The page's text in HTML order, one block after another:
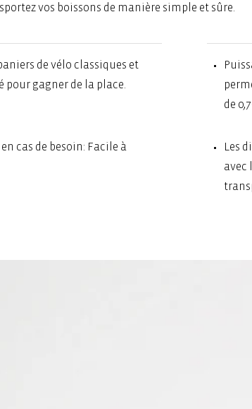
vos boissons de manière simple et sûre.
de vélo classiques et
pour gagner de la place.
de
cas de besoin: Facile à
Les
avec